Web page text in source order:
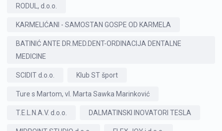
RODUL, d.o.o.
KARMELIĆANI - SAMOSTAN GOSPE OD KARMELA
BATINIĆ ANTE DR.MED.DENT-ORDINACIJA DENTALNE
MEDICINE
SCIDIT d.o.o. Klub ST šport
Ture s Martom, vl. Marta Sawka Marinković
T.E.L.N.A.V. d.o.o. DALMATINSKI INOVATORI TESLA